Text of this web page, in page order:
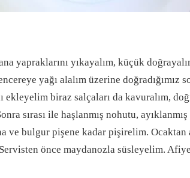
yapraklarını yıkayalım, küçük
yağı alalım üzerine doğradığımız
ekleyelim biraz salçaları da kavuralım,
sırası ile haşlanmış nohutu,
ve bulgur pişene kadar pişirelim.
önce maydanozla süsleyelim.